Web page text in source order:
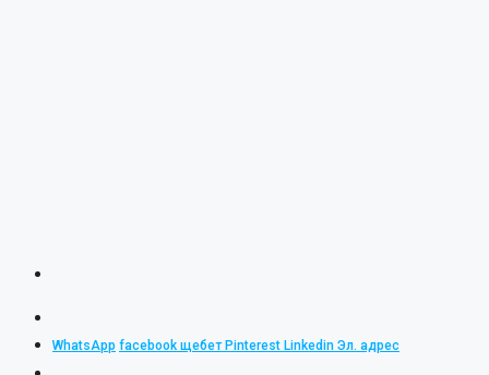
WhatsApp facebook щебет Pinterest Linkedin Эл. адрес